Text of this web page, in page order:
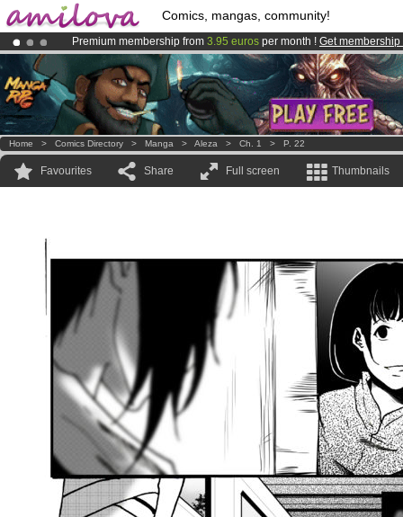
Comics, mangas, community!
Premium membership from 3.95 euros per month ! Get membership
AmilovaKickstarter is now LIVE!.
Already 134393 membersand 1208 comics & mangas!.
Home > Comics Directory > Manga > Aleza > Ch. 1 > P. 22
Favourites Share Full screen Thumbnails